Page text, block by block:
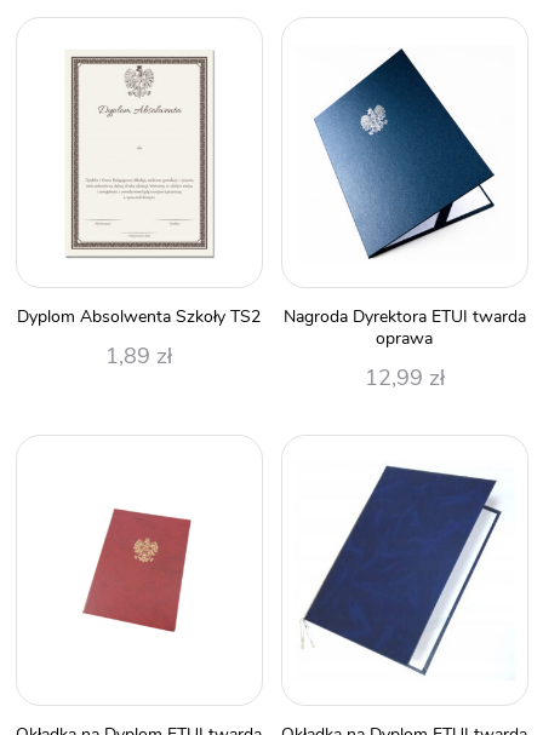
Dyplom Absolwenta Szkoły TS2
1,89 zł
Nagroda Dyrektora ETUI twarda
oprawa
12,99 zł